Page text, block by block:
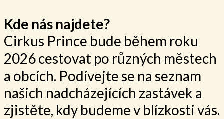
Kde nás najdete?
Cirkus Prince bude během roku
2026 cestovat po různých městech
a obcích. Podívejte se na seznam
našich nadcházejících zastávek a
zjistěte, kdy budeme v blízkosti vás.